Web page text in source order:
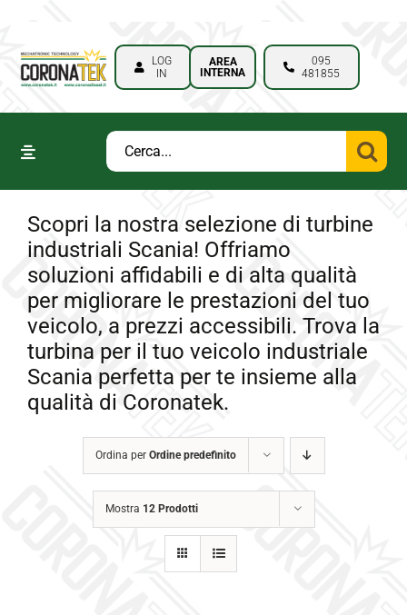
giris
contenuto
LOG
IN
AREA
INTERNA
095
481855
Toggle
Prodotti
Rivenditori
Lavori
Contatti
Cerca
per:
Scopri la nostra selezione di turbine
industriali Scania! Offriamo
soluzioni affidabili e di alta qualità
per migliorare le prestazioni del tuo
veicolo, a prezzi accessibili. Trova la
turbina per il tuo veicolo industriale
Scania perfetta per te insieme alla
qualità di Coronatek.
Ordina per Ordine predefinito
Mostra 12 Prodotti